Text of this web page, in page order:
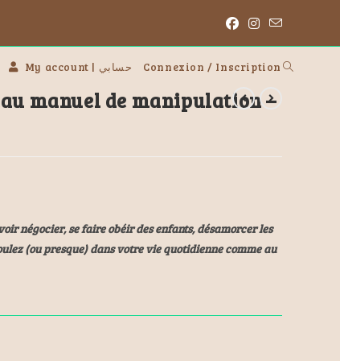
My account | حسابي Connexion / Inscription
manuel de manipulation –
négocier, se faire obéir des enfants, désamorcer les
(ou presque) dans votre vie quotidienne comme au